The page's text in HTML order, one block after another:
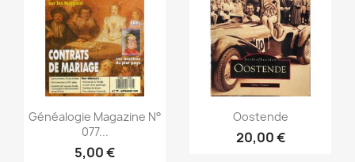
Vista rápida
Généalogie Magazine N°
077...
5,00 €
Vista rápida
Oostende
20,00 €